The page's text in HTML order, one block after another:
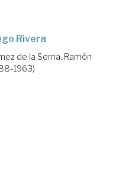
Rivera
de la Serna, Ramón
1963)